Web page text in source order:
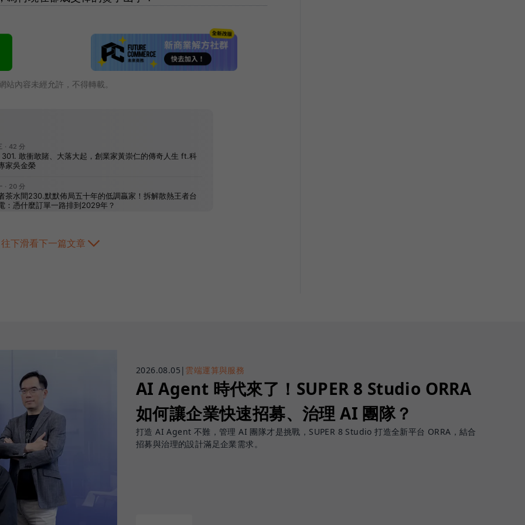
站內容未經允許，不得轉載。
往下滑看下一篇文章
2026.08.05 | 雲端運算與服務
AI Agent 時代來了！SUPER 8 Studio ORRA
如何讓企業快速招募、治理 AI 團隊？
打造 AI Agent 不難，管理 AI 團隊才是挑戰，SUPER 8 Studio 打造全新平台 ORRA，結合
招募與治理的設計滿足企業需求。